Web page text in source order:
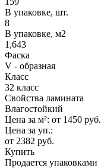
В упаковке, шт.
8
В упаковке, м2
1,643
Фаска
V - образная
Класс
32 класс
Свойства ламината
Влагостойкий
Цена за м²: от 1450 руб.
Цена за уп.:
от 2382 руб.
Купить
Продается упаковками